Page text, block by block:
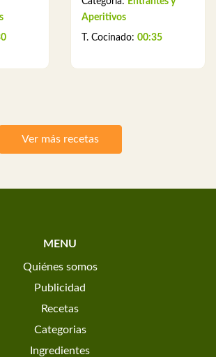
Aperitivos
T. Cocinado: 00:35
Ver más recetas
MENU
Quiénes somos
Publicidad
Recetas
Categorias
Ingredientes